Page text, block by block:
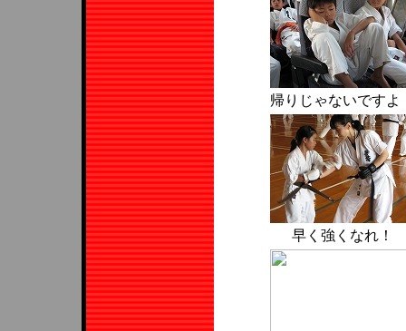
帰りじゃないですよ
早く強くなれ！